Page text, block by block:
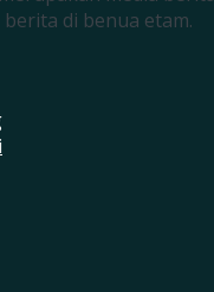
di benua etam.